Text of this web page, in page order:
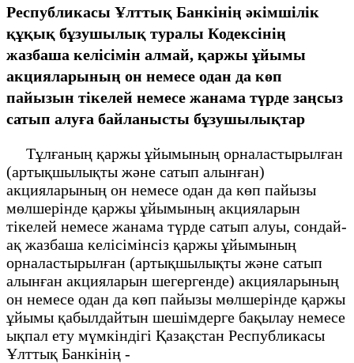
Республикасы Ұлттық Банкінің әкімшілік
құқық бұзушылық туралы Кодексінің
жазбаша келісімін алмай, қаржы ұйымы
акцияларының он немесе одан да көп
пайызын тікелей немесе жанама түрде заңсыз
сатып алуға байланысты бұзушылықтар
Тұлғаның қаржы ұйымының орналастырылған
(артықшылықты және сатып алынған)
акцияларының он немесе одан да көп пайызы
мөлшерінде қаржы ұйымының акцияларын
тікелей немесе жанама түрде сатып алуы, сондай-
ақ жазбаша келісімінсіз қаржы ұйымының
орналастырылған (артықшылықты және сатып
алынған акцияларын шегергенде) акцияларының
он немесе одан да көп пайызы мөлшерінде қаржы
ұйымы қабылдайтын шешімдерге бақылау немесе
ықпал ету мүмкіндігі Қазақстан Республикасы
Ұлттық Банкінің -